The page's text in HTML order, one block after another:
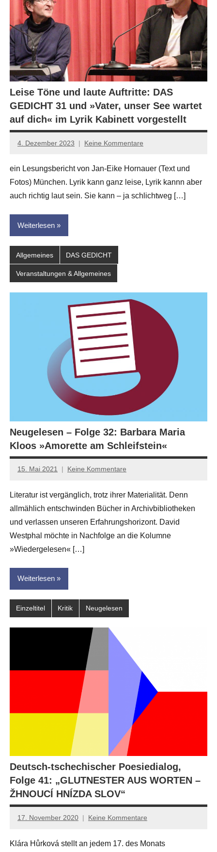
Leise Töne und laute Auftritte: DAS
GEDICHT 31 und »Vater, unser See wartet
auf dich« im Lyrik Kabinett vorgestellt
4. Dezember 2023
Jan-
Hornauer
für
dasgedichtblog
Keine Kommentare
ein Lesungsbericht von Jan-Eike Hornauer (Text und
Fotos) München. Lyrik kann ganz leise, Lyrik kannn aber
auch richtig laut sein. Sie kann – ja schlichtweg […]
Weiterlesen
Allgemeines DAS GEDICHT
Veranstaltungen & Allgemeines
Neugelesen – Folge 32: Barbara Maria
Kloos »Amorette am Schleifstein«
15. Mai 2021
Anton
Leitner
Keine Kommentare
Literatur ist vergänglich, trotz ihrer Materialität. Denn
allmählich entschwinden Bücher in Archivbibliotheken
und verlassen unseren Erfahrungshorizont. David
Westphal möchte in Nachfolge an die Kolumne
»Wiedergelesen« […]
Weiterlesen
Einzeltitel Kritik Neugelesen
Deutsch-tschechischer Poesiedialog,
Folge 41: „GLUTNESTER AUS WORTEN –
ŽHNOUCÍ HNÍZDA SLOV“
17. November 2020
Anton
Leitner
Keine Kommentare
Klára Hůrková stellt an jedem 17. des Monats